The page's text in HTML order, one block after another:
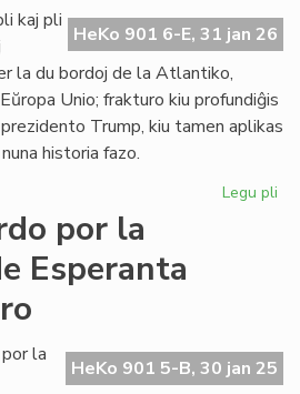
ĉe
HeKo 901 6-E, 31 jan 26
kaj pli
la du bordoj de la Atlantiko,
Unio; frakturo kiu profundiĝis
Trump, kiu tamen aplikas
historia fazo.
Legu pli
ĉe
por la
Esperanta
HeKo 901 5-B, 30 jan 25
la